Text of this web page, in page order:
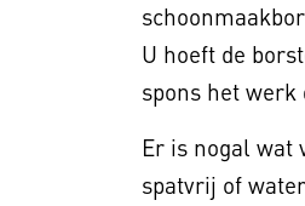
U hoeft de
spons het werk
Er is nogal wat
spatvrij of